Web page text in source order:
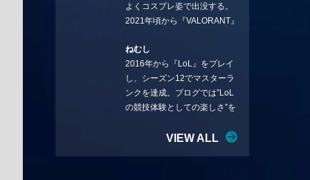
中。無類のラーメン好き！
Twitter:@ongakucas
よくコスプレ姿で出没する。
2021年頃から『VALORANT』
続ける。現在の推しチームは
「CREST GAMING」。X：
@mlunias（Photo by
Subaru.F.）
ねむし
2016年から『LoL』をプレイ
し、シーズン12でマスターラ
ンクを達成。ブログでは”LoL
の競技体験としての楽しさ”を
リーを愛し、元ADCメイン
VIEW ALL